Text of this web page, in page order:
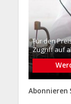
Für den
Zugriff auf
Abonnieren